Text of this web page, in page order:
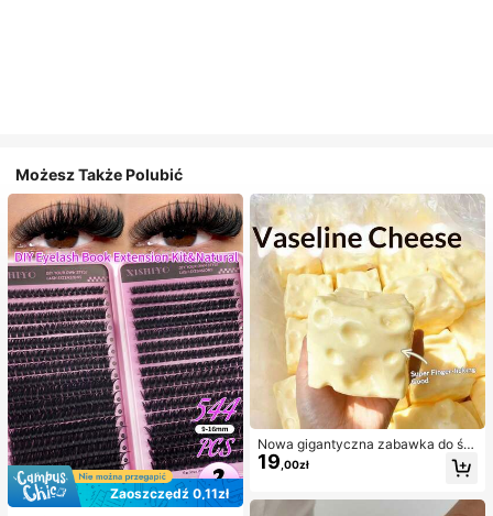
Możesz Także Polubić
Zaoszczędź 0,11zł
Nowa gigantyczna zabawka do ści
skania w kształcie sera z nadzienie
m, kwadratowa piłka serowa do ści
a, powolne odbijanie, obudowa z T
19,00zł